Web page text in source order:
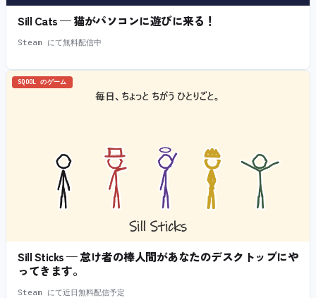
Sill Cats — 猫がパソコンに遊びに来る！
Steam にて無料配信中
SQOOL のゲーム
Sill Sticks — 怠け者の棒人間があなたのデスクトップにや
ってきます。
Steam にて近日無料配信予定